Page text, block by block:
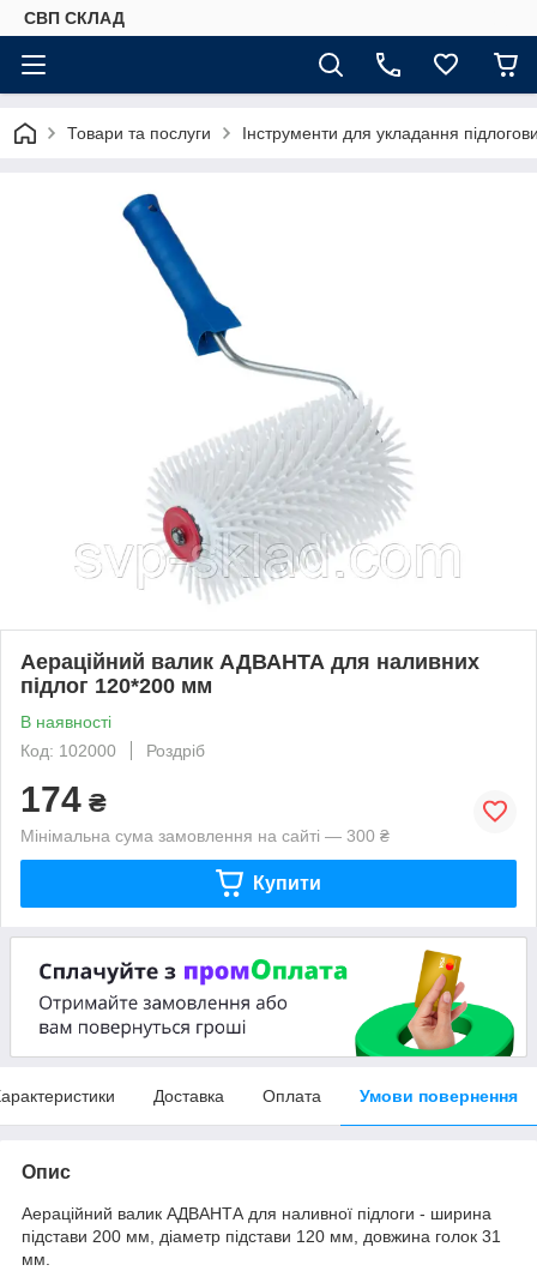
СВП СКЛАД
Товари та послуги Інструменти для укладання
Аераційний валик АДВАНТА для наливних
підлог 120*200 мм
В наявності
Код: 102000
Роздріб
174 ₴
Мінімальна сума замовлення на сайті — 300 ₴
Купити
Доставка Оплата Умови повернення
Опис
Аераційний валик АДВАНТА для наливної підлоги - ширина
підстави 200 мм, діаметр підстави 120 мм, довжина голок 31
мм.